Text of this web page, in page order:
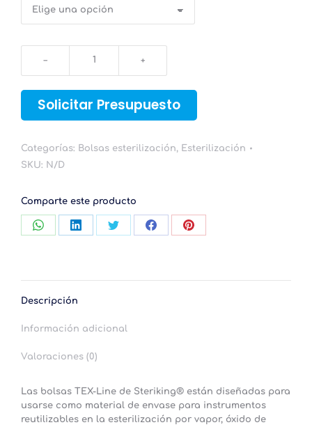
para
esterilización
objetos
cantidad
Solicitar Presupuesto
Categorías: Bolsas esterilización, Esterilización
SKU: N/D
Comparte este producto
CompartirCompartirCompartirCompartirCompartir
Descripción
Información adicional
Valoraciones (0)
Las bolsas TEX-Line de Steriking® están diseñadas para
usarse como material de envase para instrumentos
reutilizables en la esterilización por vapor, óxido de